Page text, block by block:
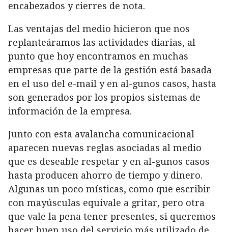
encabezados y cierres de nota.
Las ventajas del medio hicieron que nos
replanteáramos las actividades diarias, al
punto que hoy encontramos en muchas
empresas que parte de la gestión está basada
en el uso del e-mail y en al-gunos casos, hasta
son generados por los propios sistemas de
información de la empresa.
Junto con esta avalancha comunicacional
aparecen nuevas reglas asociadas al medio
que es deseable respetar y en al-gunos casos
hasta producen ahorro de tiempo y dinero.
Algunas un poco místicas, como que escribir
con mayúsculas equivale a gritar, pero otra
que vale la pena tener presentes, si queremos